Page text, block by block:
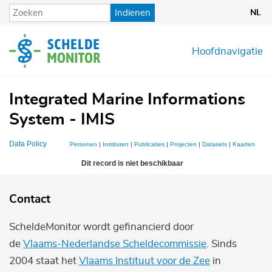
Overslaan
en
de
inhoud
Indienen NL
Hoofdnavigatie
Integrated Marine Informations
System - IMIS
Data Policy Personen | Instituten | Publicaties | Projecten | Datasets | Kaarten
Dit record is niet beschikbaar
Contact
ScheldeMonitor wordt gefinancierd door
de Vlaams-Nederlandse Scheldecommissie . Sinds
2004 staat het Vlaams Instituut voor de Zee in